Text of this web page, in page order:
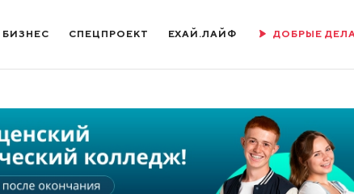
БИЗНЕС СПЕЦПРОЕКТ ЕХАЙ.ЛАЙФ ДОБРЫЕ